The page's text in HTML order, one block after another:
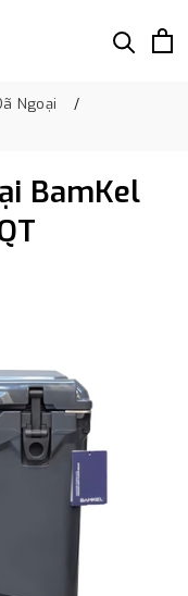
Ngoại
BamKel